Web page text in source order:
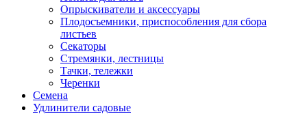
Опрыскиватели и аксессуары
Плодосъемники, приспособления для сбора
листьев
Секаторы
Стремянки, лестницы
Тачки, тележки
Черенки
Семена
Удлинители садовые